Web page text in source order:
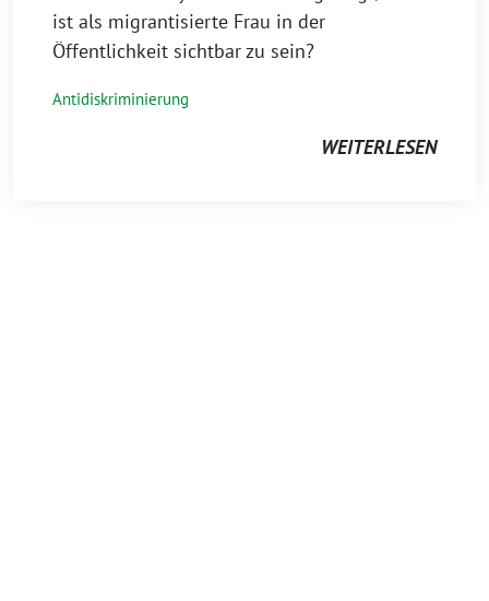
ist als migrantisierte Frau in der
Öffentlichkeit sichtbar zu sein?
Antidiskriminierung
WEITERLESEN